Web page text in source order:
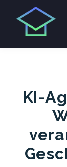
KI-